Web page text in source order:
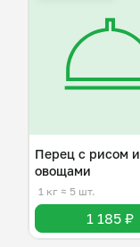
Перец с рисом и
овощами
1 кг ≈ 5 шт.
1 185 ₽